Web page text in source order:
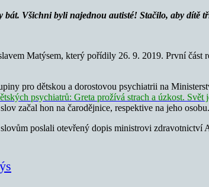
Všichni byli najednou autisté! Stačilo, aby
Matýsem, který pořídily 26. 9. 2019. První
pro dětskou a dorostovou psychiatrii na
psychiatrů: Greta prožívá strach a úzkost. Svět
začal hon na čarodějnice, respektive na jeho osobu.
poslali otevřený dopis ministrovi zdravotnictví